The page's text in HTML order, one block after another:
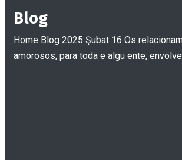
Blog
Home Blog 2025 Şubat 16 Os
amorosos, para toda e algu ente,